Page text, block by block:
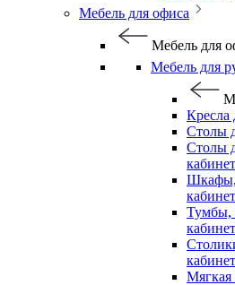
Мебель для офиса
Мебель для
Мебель для
Кресла
Столы
Столы
Шкафы,
Тумбы,
Мягкая